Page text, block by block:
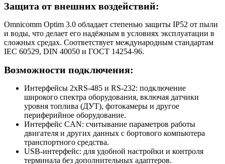
Защита от внешних воздействий:
Omnicomm Optim 3.0 обладает степенью защиты IP52 от пыли
и воды, что делает его надёжным в условиях эксплуатации в
сложных средах. Соответствует международным стандартам
IEC 60529, DIN 40050 и ГОСТ 14254-96.
Возможности подключения:
Интерфейсы 2xRS-485 и RS-232: подключение
широкого спектра оборудования, включая датчики
уровня топлива (ДУТ), фотокамеры и другое
периферийное оборудование.
Интерфейс CAN: считывание параметров работы
двигателя и других данных с бортового компьютера
транспортного средства.
USB-интерфейс: для удобной настройки и контроля
терминала без дополнительных адаптеров.